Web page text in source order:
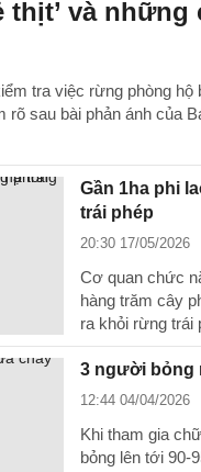
thịt’ và
tra việc rừng phòng hộ
sau bài phản ánh của
Gần 1ha phi
trái phép
20:30 17/05/2026
Cơ quan chức
hàng trăm cây
ra khỏi rừng trái
3 người bỏng
12:44 04/04/2026
Khi tham gia
bỏng lên tới 90-